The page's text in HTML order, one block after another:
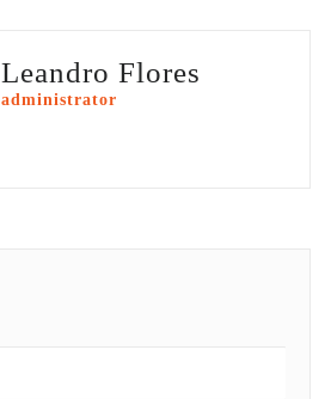
Leandro Flores
administrator